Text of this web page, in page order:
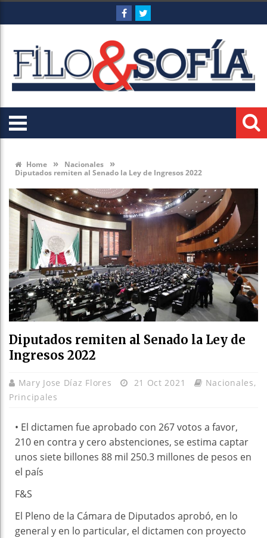
Home » Nacionales »
Diputados remiten al Senado la Ley de Ingresos 2022
Diputados remiten al Senado la Ley de
Ingresos 2022
Mary Jose Díaz Flores 21 Oct 2021 Nacionales,
Principales
• El dictamen fue aprobado con 267 votos a favor,
210 en contra y cero abstenciones, se estima captar
unos siete billones 88 mil 250.3 millones de pesos en
el país
F&S
El Pleno de la Cámara de Diputados aprobó, en lo
general y en lo particular, el dictamen con proyecto